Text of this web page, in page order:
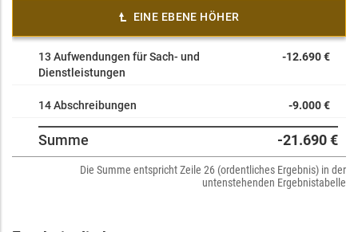
EINE EBENE HÖHER
13 Aufwendungen für Sach- und
Dienstleistungen
-12.690 €
14 Abschreibungen -9.000 €
Summe -21.690 €
Die Summe entspricht Zeile 26 (ordentliches Ergebnis) in der
untenstehenden Ergebnistabelle